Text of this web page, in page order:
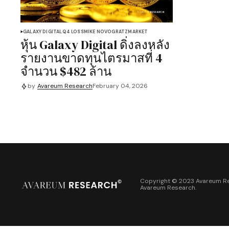
GALAXY DIGITALQ4 LOSSMIKE NOVOGRATZMARKET
หุ้น Galaxy Digital ดิ่งลงหลัง
รายงานขาดทุนไตรมาสที่ 4
จำนวน $482 ล้าน
by Avareum ResearchFebruary 04, 2026
Copyright © 2023 Avareum
Avareum Research.